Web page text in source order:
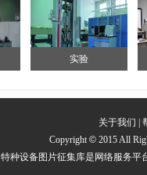
实验
关于我们
Copyright© 2015 All
特种设备图片征集库是网络服务平